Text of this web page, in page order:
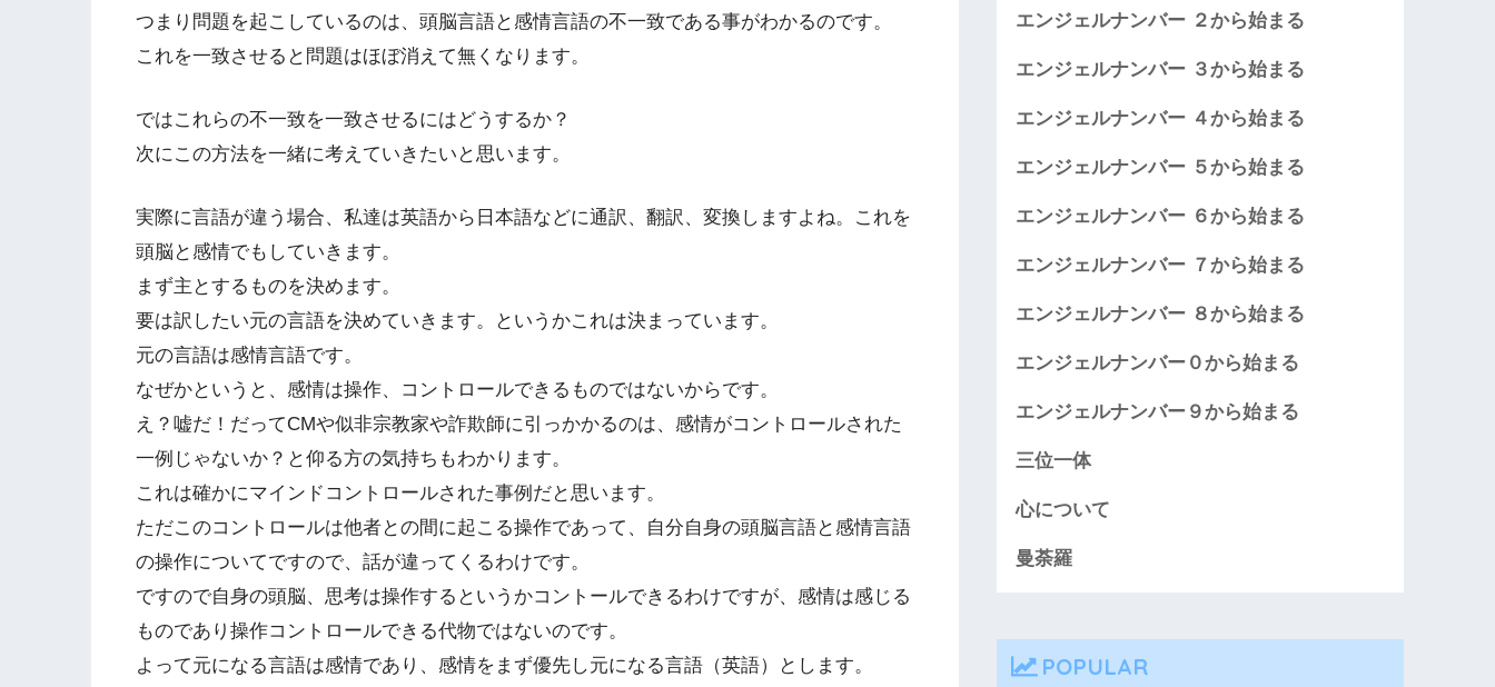
つまり問題を起こしているのは、頭脳言語と感情言語の不一致である事がわかるのです。
これを一致させると問題はほぼ消えて無くなります。
ではこれらの不一致を一致させるにはどうするか？
次にこの方法を一緒に考えていきたいと思います。
実際に言語が違う場合、私達は英語から日本語などに通訳、翻訳、変換しますよね。これを
頭脳と感情でもしていきます。
まず主とするものを決めます。
要は訳したい元の言語を決めていきます。というかこれは決まっています。
元の言語は感情言語です。
なぜかというと、感情は操作、コントロールできるものではないからです。
え？嘘だ！だってCMや似非宗教家や詐欺師に引っかかるのは、感情がコントロールされた
一例じゃないか？と仰る方の気持ちもわかります。
これは確かにマインドコントロールされた事例だと思います。
ただこのコントロールは他者との間に起こる操作であって、自分自身の頭脳言語と感情言語
の操作についてですので、話が違ってくるわけです。
ですので自身の頭脳、思考は操作するというかコントールできるわけですが、感情は感じる
ものであり操作コントロールできる代物ではないのです。
よって元になる言語は感情であり、感情をまず優先し元になる言語（英語）とします。
エンジェルナンバー ２から始まる
エンジェルナンバー ３から始まる
エンジェルナンバー ４から始まる
エンジェルナンバー ５から始まる
エンジェルナンバー ６から始まる
エンジェルナンバー ７から始まる
エンジェルナンバー ８から始まる
エンジェルナンバー０から始まる
エンジェルナンバー９から始まる
三位一体
心について
曼荼羅
POPULAR